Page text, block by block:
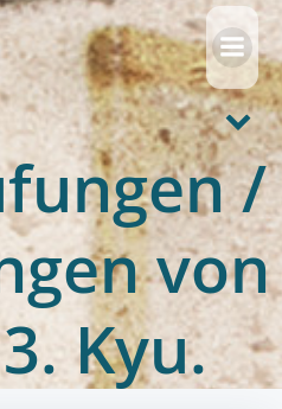
Zum
Inhalt
springen
/
von
Kyu.